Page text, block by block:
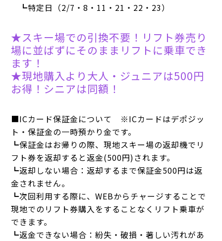
┗特定日（2/7・8・11・21・22・23）
★スキー場での引換不要！リフト券売り
場に並ばずにそのままリフトに乗車でき
ます！
★現地購入より大人・ジュニアは500円
お得！シニアは同額！
■ICカード保証金について ※ICカードはデポジッ
ト・保証金の一時預かり金です。
┗保証金はお帰りの際、現地スキー場の返却機でリ
フト券を返却すると返金(500円)されます。
┗返却しない場合：返却するまで保証金500円は返
金されません。
┗次回利用する際に、WEBからチャージすることで
現地でのリフト券購入をすることなくリフト乗車が
できます。
┗返金できない場合：紛失・破損・著しい汚れがあ